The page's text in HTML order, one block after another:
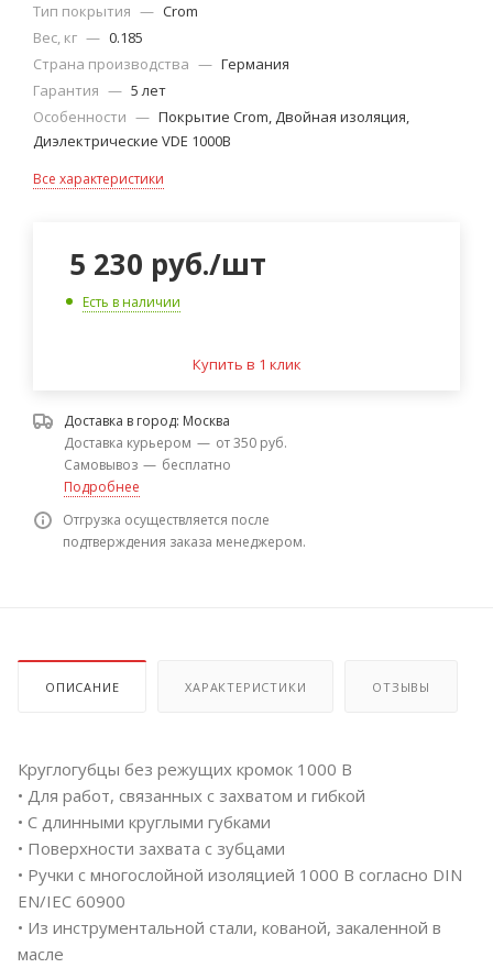
Тип покрытия — Crom
Вес, кг — 0.185
Страна производства — Германия
Гарантия — 5 лет
Особенности — Покрытие Crom, Двойная изоляция,
Диэлектрические VDE 1000B
Все характеристики
5 230 руб./шт
Есть в наличии
Купить в 1 клик
Доставка в город: Москва
Доставка курьером — от 350 руб.
Самовывоз — бесплатно
Подробнее
Отгрузка осуществляется после
подтверждения заказа менеджером.
ОПИСАНИЕ ХАРАКТЕРИСТИКИ ОТЗЫВЫ
Круглогубцы без режущих кромок 1000 В
• Для работ, связанных с захватом и гибкой
• С длинными круглыми губками
• Поверхности захвата с зубцами
• Ручки с многослойной изоляцией 1000 В согласно DIN
EN/IEC 60900
• Из инструментальной стали, кованой, закаленной в
масле